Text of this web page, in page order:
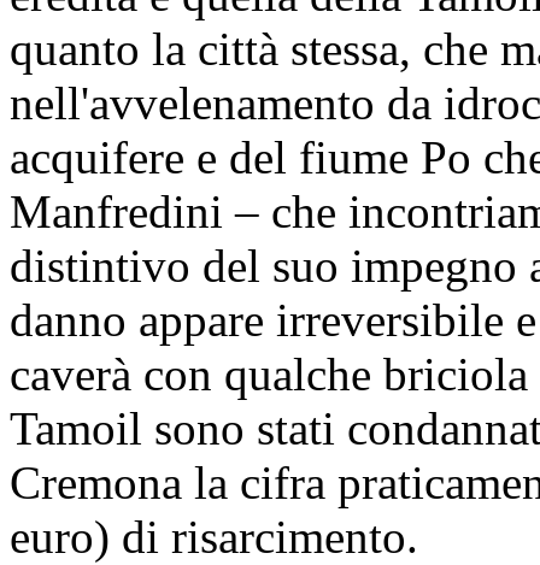
quanto la città stessa, che
nell'avvelenamento da
acquifere e del fiume Po
Manfredini – che
distintivo del suo impegno
danno appare irreversibile
caverà con qualche
Tamoil sono stati
Cremona la cifra
euro) di risarcimento.